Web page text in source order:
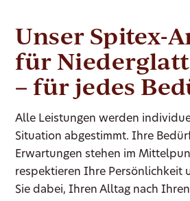
Unser Spitex-
für
– für jedes
Alle Leistungen werden
Situation abgestimmt. Ihre
Erwartungen stehen im
respektieren Ihre Persönlichkeit
Sie dabei, Ihren Alltag nach